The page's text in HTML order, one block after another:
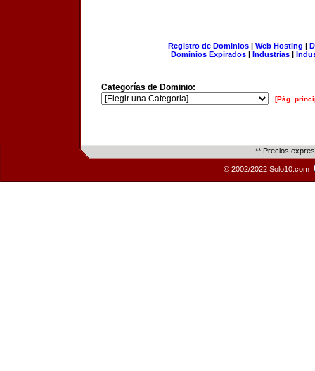
Registro de Dominios| Web Hosting |
Dominios Expirados | Industrias |
Categorías de Dominio:
[Pág.
** Precios
© 2002/2022 Solo10.com